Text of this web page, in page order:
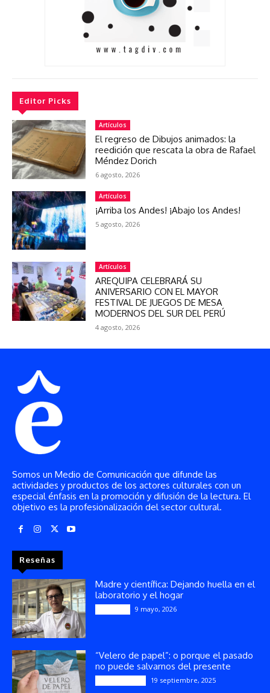
Editor Picks
Artículos
El regreso de Dibujos animados: la
reedición que rescata la obra de Rafael
Méndez Dorich
6 agosto, 2026
Artículos
¡Arriba los Andes! ¡Abajo los Andes!
5 agosto, 2026
Artículos
AREQUIPA CELEBRARÁ SU
ANIVERSARIO CON EL MAYOR
FESTIVAL DE JUEGOS DE MESA
MODERNOS DEL SUR DEL PERÚ
4 agosto, 2026
Somos un Medio de Comunicación que difunde las
actividades y productos de los actores culturales con un
especial énfasis en la promoción y difusión de la lectura. El
objetivo es la profesionalización del sector cultural.
Reseñas
Madre y científica: Dejando huella en el
laboratorio y el hogar
9 mayo, 2026
“Velero de papel”: o porque el pasado
no puede salvarnos del presente
19 septiembre, 2025